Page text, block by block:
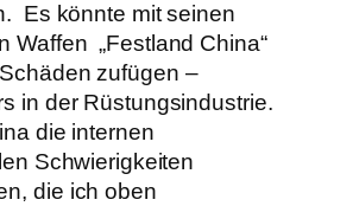
Es könnte mit seinen
Waffen „Festland China“
zufügen –
in der Rüstungsindustrie.
die internen
Schwierigkeiten
die ich oben